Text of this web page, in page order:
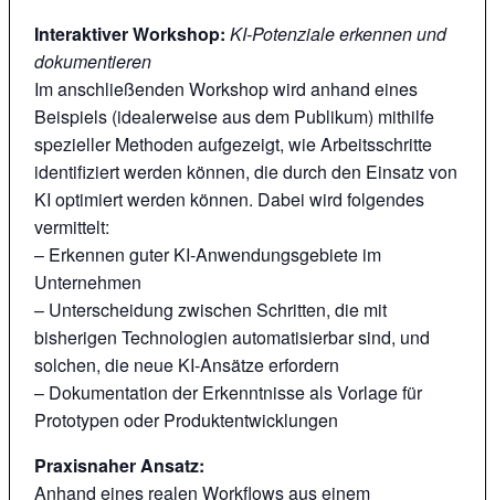
Interaktiver Workshop: KI-Potenziale erkennen und
dokumentieren
Im anschließenden Workshop wird anhand eines
Beispiels (idealerweise aus dem Publikum) mithilfe
spezieller Methoden aufgezeigt, wie Arbeitsschritte
identifiziert werden können, die durch den Einsatz von
KI optimiert werden können. Dabei wird folgendes
vermittelt:
– Erkennen guter KI-Anwendungsgebiete im
Unternehmen
– Unterscheidung zwischen Schritten, die mit
bisherigen Technologien automatisierbar sind, und
solchen, die neue KI-Ansätze erfordern
– Dokumentation der Erkenntnisse als Vorlage für
Prototypen oder Produktentwicklungen
Praxisnaher Ansatz:
Anhand eines realen Workflows aus einem